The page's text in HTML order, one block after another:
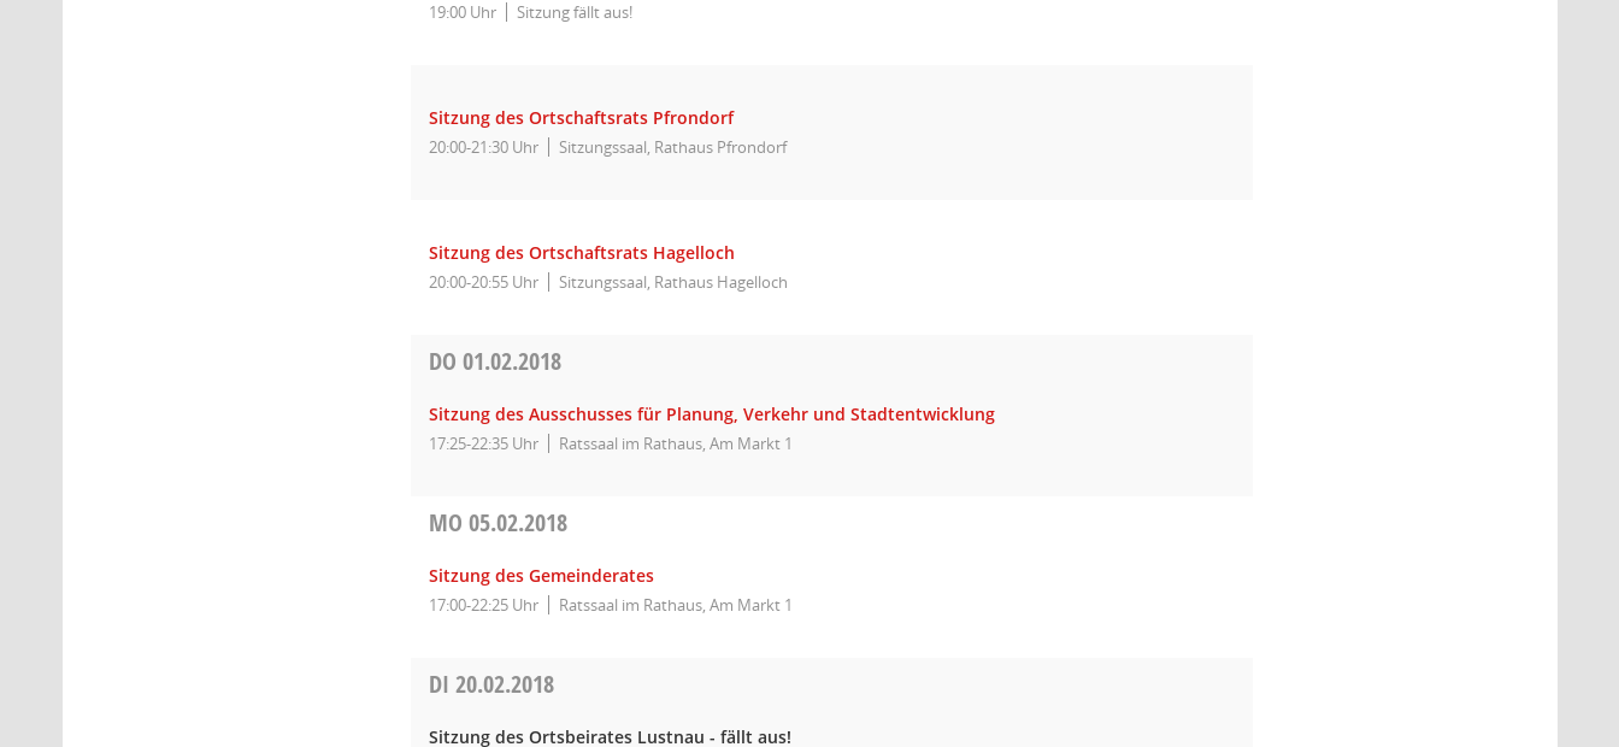
19:00 Uhr Sitzung fällt aus!
Sitzung des Ortschaftsrats Pfrondorf
20:00-21:30 Uhr Sitzungssaal, Rathaus Pfrondorf
Sitzung des Ortschaftsrats Hagelloch
20:00-20:55 Uhr Sitzungssaal, Rathaus Hagelloch
DO01.02.2018
Sitzung des Ausschusses für Planung, Verkehr und Stadtentwicklung
17:25-22:35 Uhr Ratssaal im Rathaus, Am Markt 1
MO05.02.2018
Sitzung des Gemeinderates
17:00-22:25 Uhr Ratssaal im Rathaus, Am Markt 1
DI20.02.2018
Sitzung des Ortsbeirates Lustnau - fällt aus!